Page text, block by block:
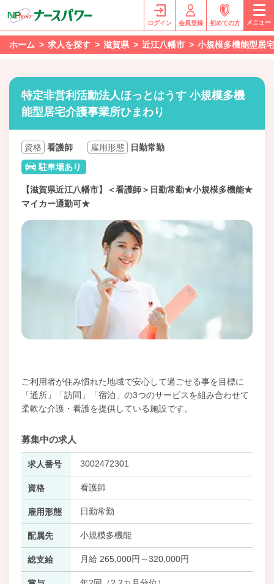
ログイン 会員登録 初めての方 メニュー
ホーム 求人を探す 滋賀県 近江八幡市 小規模多機能型居
特定非営利活動法人ほっとはうす 小規模多機
能型居宅介護事業所ひまわり
資格 看護師 雇用形態
日勤常勤
駐車場あり
【滋賀県近江八幡市】＜看護師＞日勤常勤★小規模多機能★
マイカー通勤可★
ご利用者が住み慣れた地域で安心して過ごせる事を目標に
「通所」「訪問」「宿泊」の3つのサービスを組み合わせて
柔軟な介護・看護を提供している施設です。
募集中の求人
求人番号 3002472301
資格 看護師
雇用形態 日勤常勤
配属先 小規模多機能
総支給 月給 265,000円～320,000円